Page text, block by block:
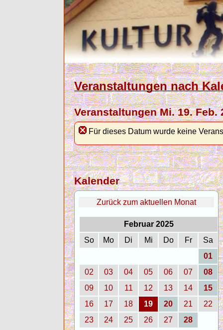
Veranstaltungen nach
Veranstaltungen Mi. 19. Feb.
Für dieses Datum wurde keine
Kalender
Zurück zum aktuellen Monat
Februar 2025
So
Mo Di Mi Do Fr
Sa
01
02
03 04 05 06 07
08
09
10 11 12 13 14
15
16
17 18 19 20 21
22
23
24 25 26 27 28